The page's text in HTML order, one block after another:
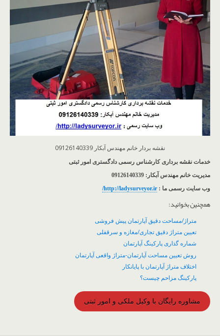
نقشه بردار خانم مهندس آبکار 09126140339
خدمات نقشه برداری کارشناس رسمی دادگستری امور ثبتی
مدیریت خانم مهندس آبکار: 09126140339
وب سایت رسمی ما : http://ladysurveyor.ir/
همچنین بخوانید:
متراژ/مساحت دقیق آپارتمان پیش فروشی
تعیین متراژ دقیق تجاری/مغازه و سرقفلی
شماره گذاری پارکینگ آپارتمان
روش تعیین مساحت آپارتمان-متراژ واقعی آپارتمان
اختلاف متراژ آپارتمان با پایانکار
پارکینگ مزاحم چیست؟
مشاوره رایگان با وکیل ملکی و امور ثبتی